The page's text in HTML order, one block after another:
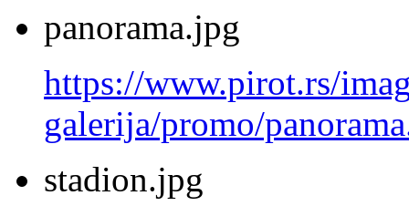
panorama.jpg
https://www.pirot.rs/
galerija/promo/
stadion.jpg